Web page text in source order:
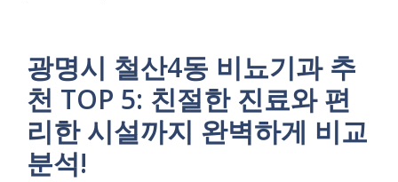
광명시 철산4동 비뇨기과 추
천 TOP 5: 친절한 진료와 편
리한 시설까지 완벽하게 비교
분석!